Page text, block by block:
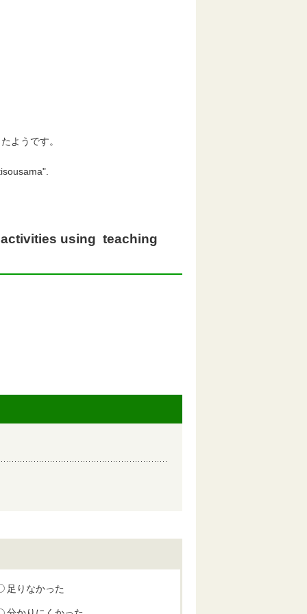
ようです。
activities using teaching
足りなかった